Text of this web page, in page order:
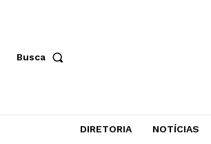
Busca
DIRETORIA NOTÍCIAS